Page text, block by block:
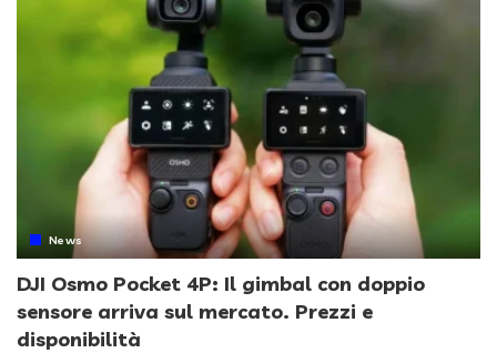
News
DJI Osmo Pocket 4P: Il gimbal con doppio
sensore arriva sul mercato. Prezzi e
disponibilità